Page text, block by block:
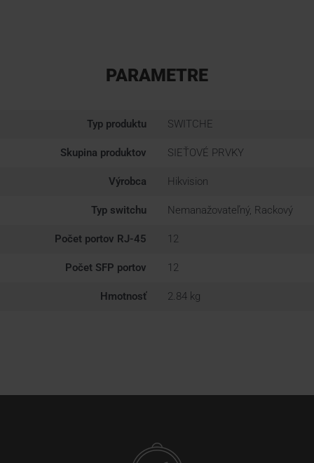
PARAMETRE
Typ produktu SWITCHE
Skupina produktov SIEŤOVÉ PRVKY
Výrobca Hikvision
Typ switchu Nemanažovateľný, Rackový
Počet portov RJ-45 12
Počet SFP portov 12
Hmotnosť 2.84 kg